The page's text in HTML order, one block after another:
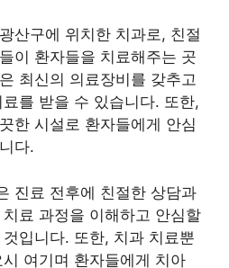
산구에 위치한 치과로, 친절
이 환자들을 치료해주는 곳
최신의 의료장비를 갖추고
를 받을 수 있습니다. 또한,
한 시설로 환자들에게 안심
다.
진료 전후에 친절한 상담과
료 과정을 이해하고 안심할
입니다. 또한, 치과 치료뿐
여기며 환자들에게 치아